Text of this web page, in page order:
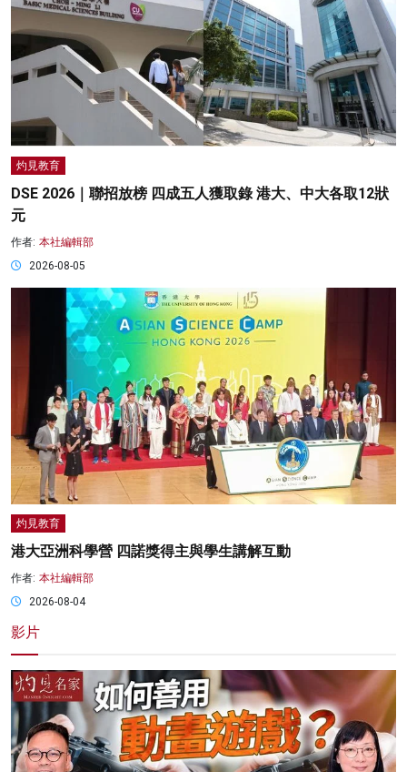
灼見教育
DSE 2026｜聯招放榜 四成五人獲取錄 港大、中大各取12狀
元
作者: 本社編輯部
2026-08-05
灼見教育
港大亞洲科學營 四諾獎得主與學生講解互動
作者: 本社編輯部
2026-08-04
影片